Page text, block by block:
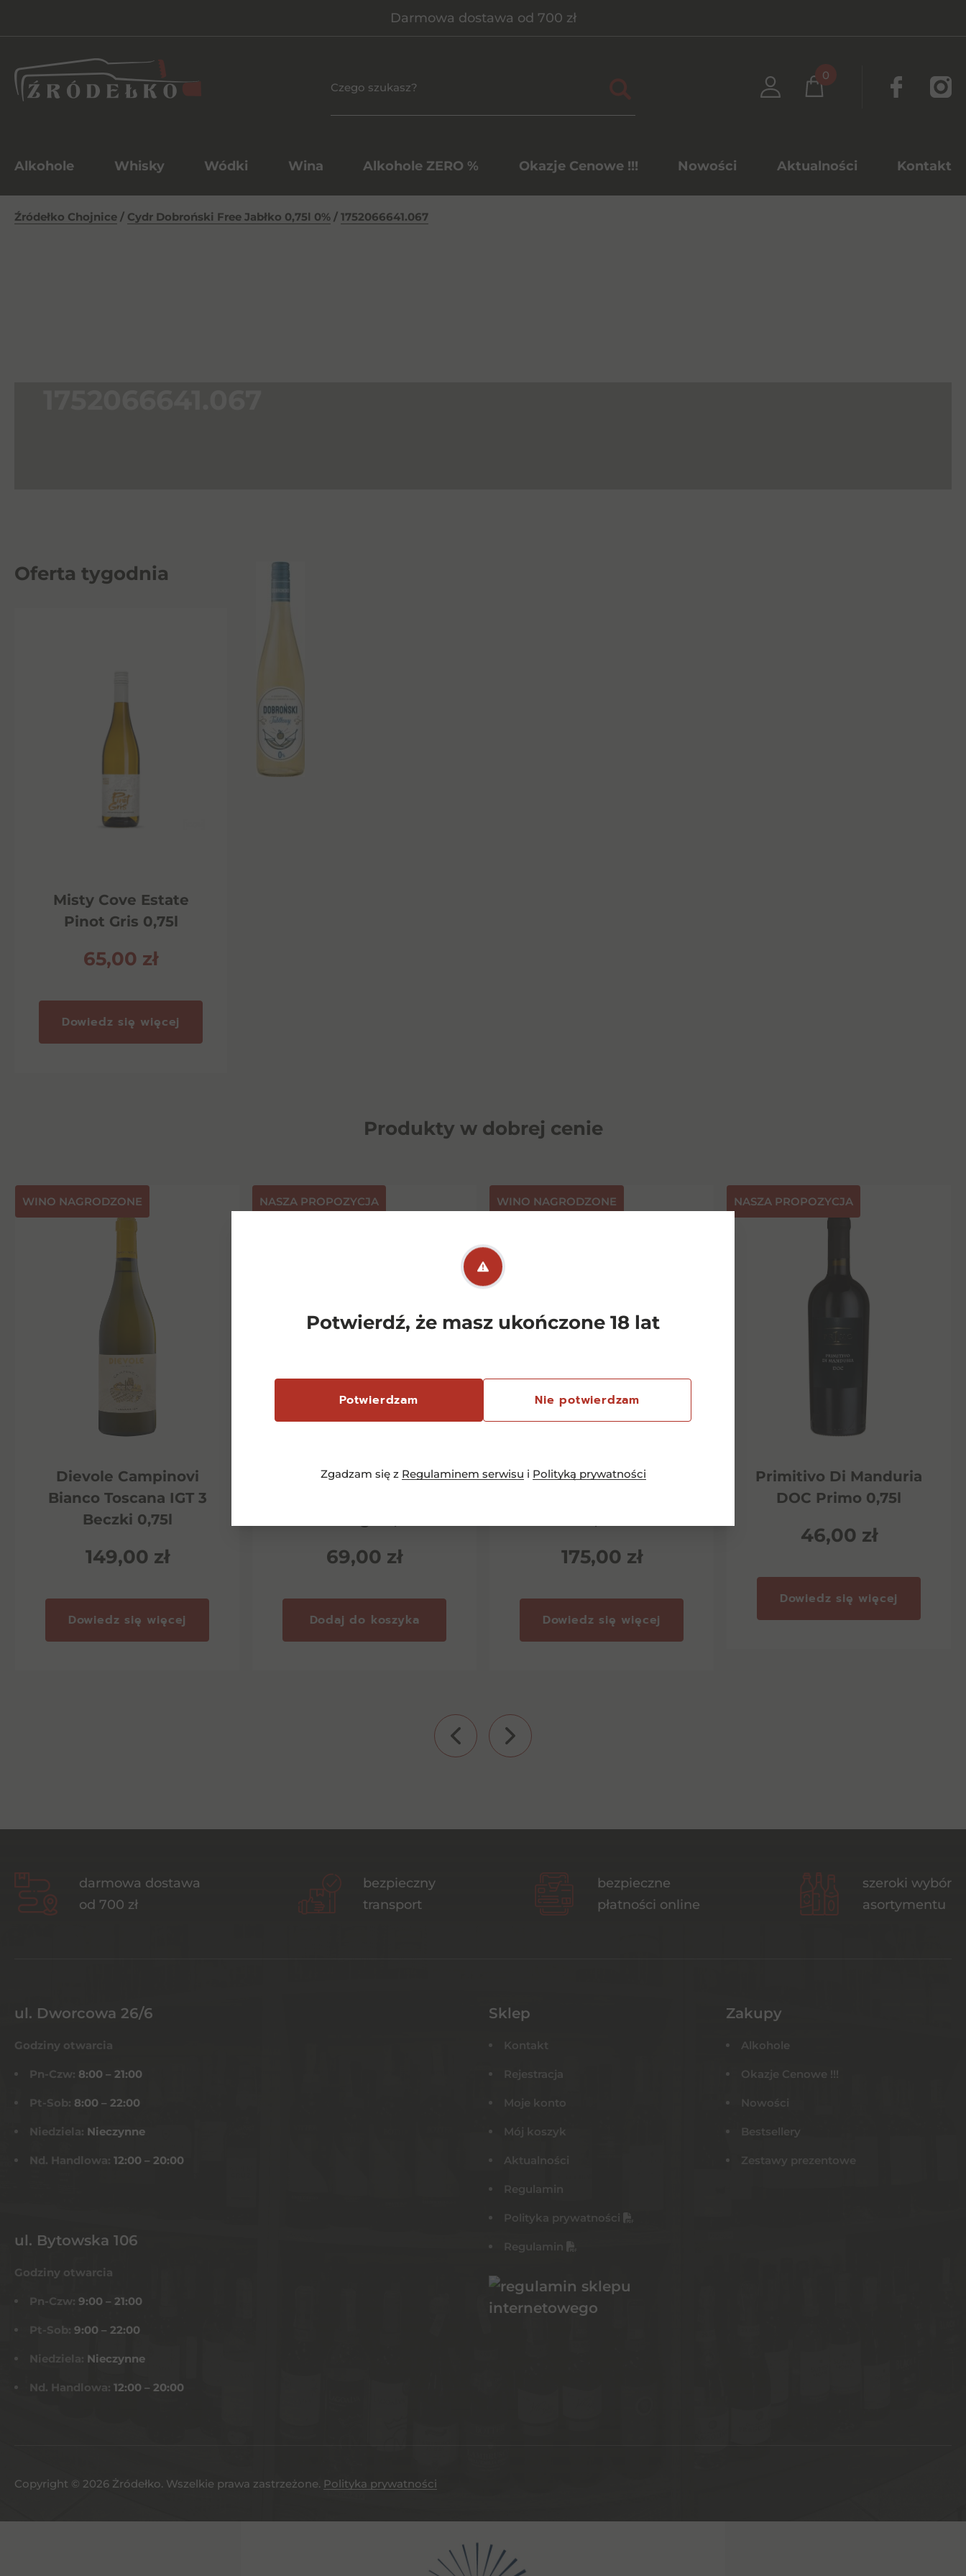
Potwierdź, że masz ukończone 18 lat
Potwierdzam Nie potwierdzam
Zgadzam się z Regulaminem serwisu i Polityką prywatności
Darmowa dostawa od 700 zł
0
Alkohole Whisky Wódki Wina Alkohole ZERO % Okazje Cenowe !!! Nowości Aktualności Kontakt
Źródełko Chojnice / Cydr Dobroński Free Jabłko 0,75l 0% / 1752066641.067
Oferta tygodnia
Misty Cove Estate
Pinot Gris 0,75l
65,00 zł
Dowiedz się więcej
Produkty w dobrej cenie
⁠WINO NAGRODZONE
Dievole Campinovi
Bianco Toscana IGT 3
Beczki 0,75l
149,00 zł
Dowiedz się więcej
NASZA PROPOZYCJA
Diemersfontein
69,00 zł
Dodaj do koszyka
⁠WINO NAGRODZONE
Chianti Classico Riserva
175,00 zł
Dowiedz się więcej
NASZA PROPOZYCJA
Primitivo Di Manduria
DOC Primo 0,75l
46,00 zł
Dowiedz się więcej
darmowa dostawa
od 700 zł
bezpieczny
transport
bezpieczne
płatności online
szeroki wybór
asortymentu
ul. Dworcowa 26/6
Godziny otwarcia
Pn-Czw: 8:00 – 21:00
Pt-Sob: 8:00 – 22:00
Niedziela: Nieczynne
Nd. Handlowa: 12:00 – 20:00
ul. Bytowska 106
Godziny otwarcia
Pn-Czw: 9:00 – 21:00
Pt-Sob: 9:00 – 22:00
Niedziela: Nieczynne
Nd. Handlowa: 12:00 – 20:00
Sklep
Kontakt
Rejestracja
Moje konto
Mój koszyk
Aktualności
Regulamin
Polityka prywatności
Regulamin
Zakupy
Alkohole
Okazje Cenowe !!!
Nowości
Bestsellery
Zestawy prezentowe
Copyright © 2026 Żródełko. Wszelkie prawa zastrzeżone. Polityka prywatności